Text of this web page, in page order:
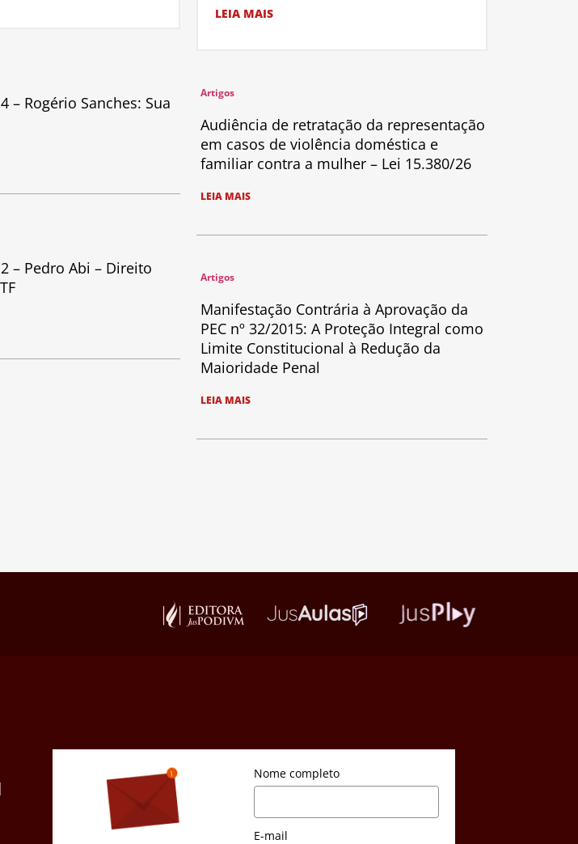
– Rogério Sanches: Sua
– Pedro Abi – Direito
LEIA MAIS
Artigos
Audiência de retratação da representação
em casos de violência doméstica e
familiar contra a mulher – Lei 15.380/26
LEIA MAIS
Artigos
Manifestação Contrária à Aprovação da
PEC nº 32/2015: A Proteção Integral como
Limite Constitucional à Redução da
Maioridade Penal
LEIA MAIS
Nome completo
E-mail